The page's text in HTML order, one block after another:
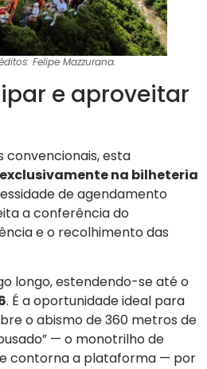
Felipe Mazzurana.
e aproveitar
esta
exclusivamente na bilheteria
de agendamento
a conferência do
e o recolhimento das
longo, estendendo-se até o
. É a oportunidade ideal para
o abismo de 360 metros de
— o monotrilho de
contorna a plataforma — por